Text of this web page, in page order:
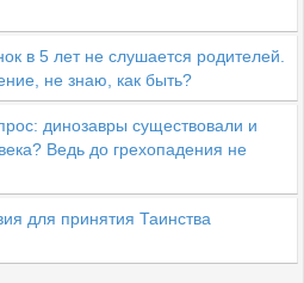
в 5 лет не слушается родителей.
не знаю, как быть?
динозавры существовали и
Ведь до грехопадения не
для принятия Таинства